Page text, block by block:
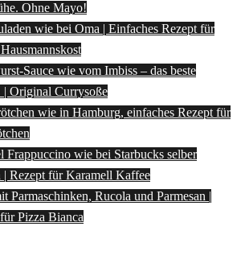
Ohne Mayo!
wie bei Oma | Einfaches Rezept für
Sauce wie vom Imbiss – das beste
| Original Currysoße
wie in Hamburg, einfaches Rezept für
Frappuccino wie bei Starbucks selber
| Rezept für Karamell Kaffee
Parmaschinken, Rucola und Parmesan |
Pizza Bianca